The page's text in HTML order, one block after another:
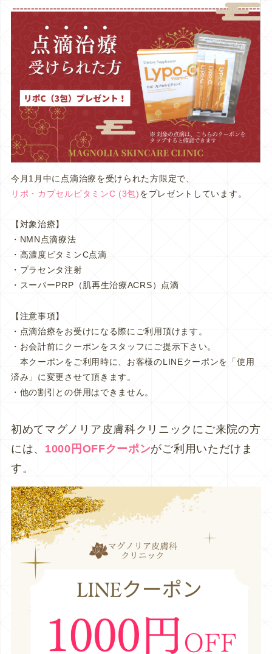
今月1月中に点滴治療を受けられた方限定で、
リポ・カプセルビタミンC (3包)をプレゼントしています。
【対象治療】
・NMN点滴療法
・高濃度ビタミンC点滴
・プラセンタ注射
・スーパーPRP（肌再生治療ACRS）点滴
【注意事項】
・点滴治療をお受けになる際にご利用頂けます。
・お会計前にクーポンをスタッフにご提示下さい。
本クーポンをご利用時に、お客様のLINEクーポンを「使用
済み」に変更させて頂きます。
・他の割引との併用はできません。
初めてマグノリア皮膚科クリニックにご来院の方
には、 1000円OFFクーポンがご利用いただけま
す。